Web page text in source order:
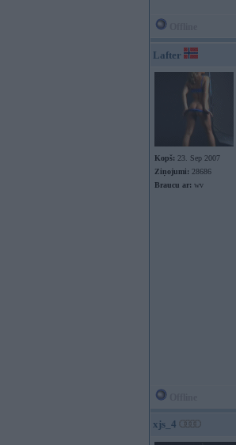
Lafter
Kopš: 23. Sep 2007
Ziņojumi: 28686
Braucu ar: wv
xjs_4